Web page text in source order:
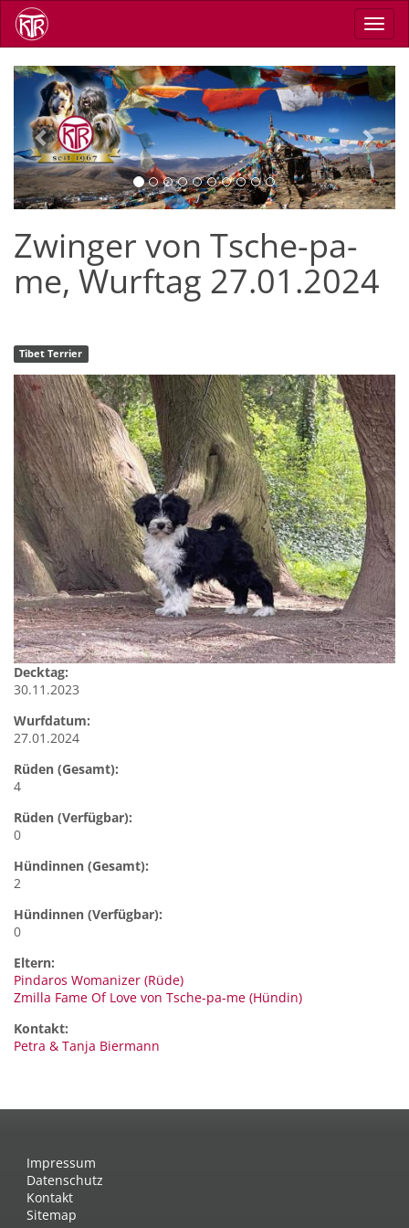
Skip
main
Previous Next
Zwinger von Tsche-pa-
me, Wurftag 27.01.2024
Tibet Terrier
Decktag:
30.11.2023
Wurfdatum:
27.01.2024
Rüden (Gesamt):
4
Rüden (Verfügbar):
0
Hündinnen (Gesamt):
2
Hündinnen (Verfügbar):
0
Eltern:
Pindaros Womanizer (Rüde)
Zmilla Fame Of Love von Tsche-pa-me (Hündin)
Kontakt:
Petra & Tanja Biermann
Impressum
Datenschutz
Kontakt
Sitemap